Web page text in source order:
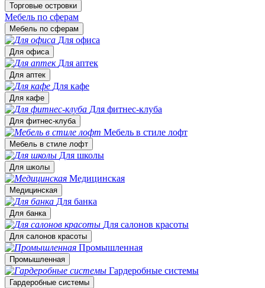
Торговые островки
Мебель по сферам
Мебель по сферам
Для офиса
Для офиса
Для аптек
Для аптек
Для кафе
Для кафе
Для фитнес-клуба
Для фитнес-клуба
Мебель в стиле лофт
Мебель в стиле лофт
Для школы
Для школы
Медицинская
Медицинская
Для банка
Для банка
Для салонов красоты
Для салонов красоты
Промышленная
Промышленная
Гардеробные системы
Гардеробные системы